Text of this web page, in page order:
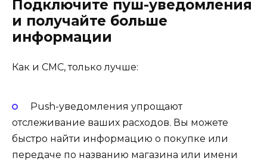
Подключите пуш-уведомления
и получайте больше
информации
Как и СМС, только лучше:
Push-уведомления упрощают
отслеживание ваших расходов. Вы можете
быстро найти информацию о покупке или
передаче по названию магазина или имени